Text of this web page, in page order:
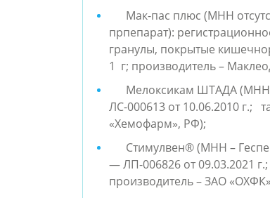
Мак-пас плюс (МНН
прпепарат):
гранулы, покрытые
1 г; производитель –
Мелоксикам ШТАДА (МНН
ЛС-000613 от 10.06.2010 г.;
«Хемофарм», РФ);
Стимулвен® (МНН –
— ЛП-006826 от 09.03.2021
производитель – ЗАО